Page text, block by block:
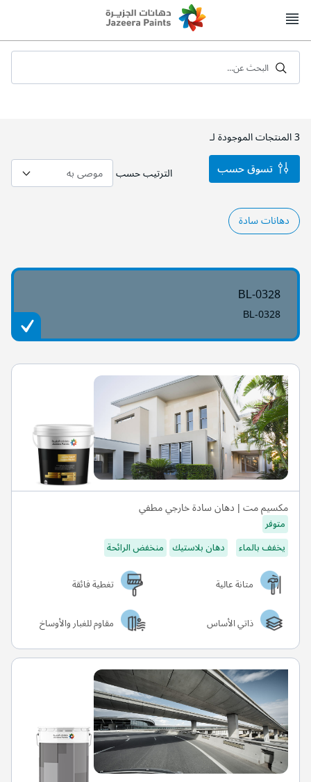
to
البحث عن...
3المنتجات الموجودة لـ
الترتيب حسب
دهانات سادة
BL-0328
BL-0328
مكسيم مت | دهان سادة خارجي مطفي
متوفر
يخفف بالماء
دهان بلاستيك منخفض الرائحة
متانة عالية
تغطية فائقة
ذاتي الأساس
مقاوم للغبار والأوساخ
تسوق حسب